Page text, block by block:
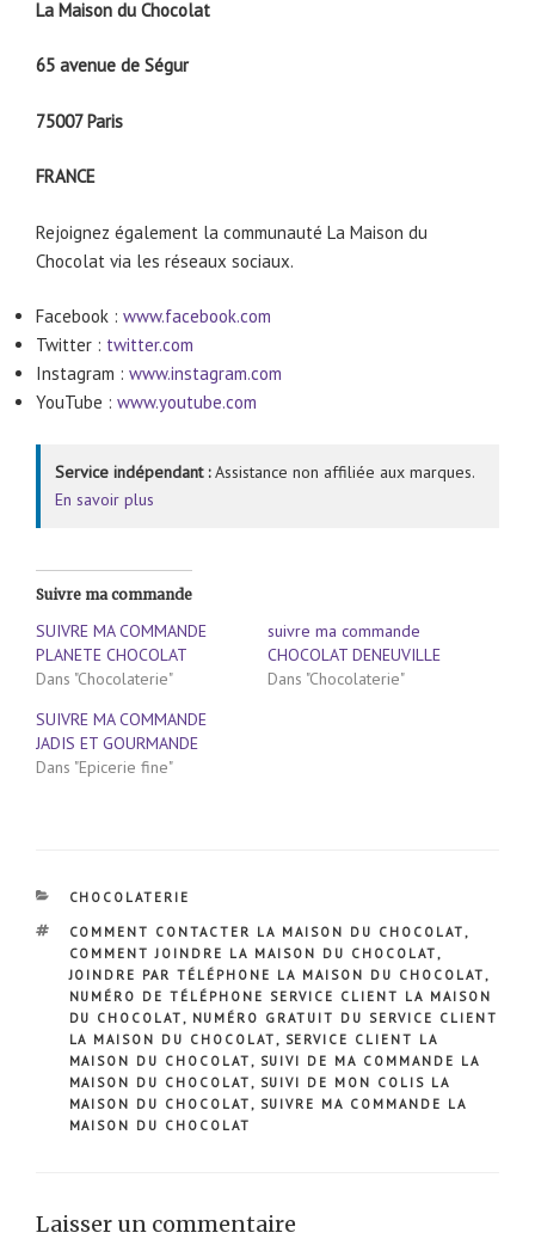
La Maison du Chocolat
65 avenue de Ségur
75007 Paris
FRANCE
Rejoignez également la communauté La Maison du
Chocolat via les réseaux sociaux.
Facebook : www.facebook.com
Twitter : twitter.com
Instagram : www.instagram.com
YouTube : www.youtube.com
Service indépendant :Assistance non affiliée aux marques.
En savoir plus
Suivre ma commande
SUIVRE MA COMMANDE
PLANETE CHOCOLAT
Dans "Chocolaterie"
suivre ma commande
CHOCOLAT DENEUVILLE
Dans "Chocolaterie"
SUIVRE MA COMMANDE
JADIS ET GOURMANDE
Dans "Epicerie fine"
CATÉGORIES
CHOCOLATERIE
ÉTIQUETTES
COMMENT CONTACTER LA MAISON DU CHOCOLAT,
COMMENT JOINDRE LA MAISON DU CHOCOLAT,
JOINDRE PAR TÉLÉPHONE LA MAISON DU CHOCOLAT,
NUMÉRO DE TÉLÉPHONE SERVICE CLIENT LA MAISON
DU CHOCOLAT, NUMÉRO GRATUIT DU SERVICE CLIENT
LA MAISON DU CHOCOLAT, SERVICE CLIENT LA
MAISON DU CHOCOLAT, SUIVI DE MA COMMANDE LA
MAISON DU CHOCOLAT, SUIVI DE MON COLIS LA
MAISON DU CHOCOLAT, SUIVRE MA COMMANDE LA
MAISON DU CHOCOLAT
Laisser un commentaire